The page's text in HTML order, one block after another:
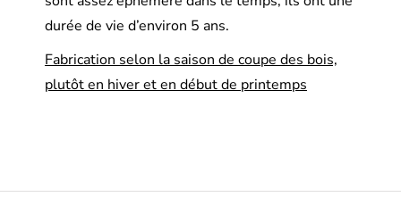
durée de vie d’environ 5 ans.
Fabrication selon la saison de coupe des bois,
plutôt en hiver et en début de printemps